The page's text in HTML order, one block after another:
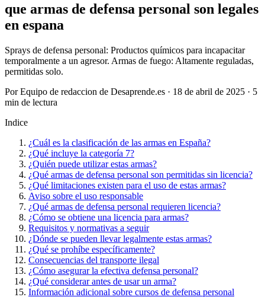
que armas de defensa personal son legales
en espana
Sprays de defensa personal: Productos químicos para incapacitar
temporalmente a un agresor. Armas de fuego: Altamente reguladas,
permitidas solo.
Por Equipo de redaccion de Desaprende.es · 18 de abril de 2025 · 5
min de lectura
Indice
¿Cuál es la clasificación de las armas en España?
¿Qué incluye la categoría 7?
¿Quién puede utilizar estas armas?
¿Qué armas de defensa personal son permitidas sin licencia?
¿Qué limitaciones existen para el uso de estas armas?
Aviso sobre el uso responsable
¿Qué armas de defensa personal requieren licencia?
¿Cómo se obtiene una licencia para armas?
Requisitos y normativas a seguir
¿Dónde se pueden llevar legalmente estas armas?
¿Qué se prohíbe específicamente?
Consecuencias del transporte ilegal
¿Cómo asegurar la efectiva defensa personal?
¿Qué considerar antes de usar un arma?
Información adicional sobre cursos de defensa personal